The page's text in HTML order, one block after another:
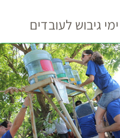
ימי גיבוש לעובדים